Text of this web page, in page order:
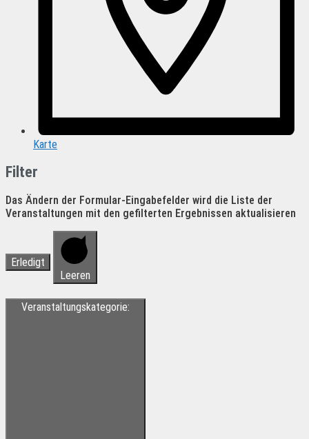
Karte
Filter
Das Ändern der Formular-Eingabefelder wird die Liste der
Veranstaltungen mit den gefilterten Ergebnissen aktualisieren
Erledigt
Leeren
Veranstaltungskategorie: